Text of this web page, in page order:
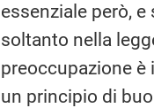
essenziale però,
soltanto nella
preoccupazione
un principio di